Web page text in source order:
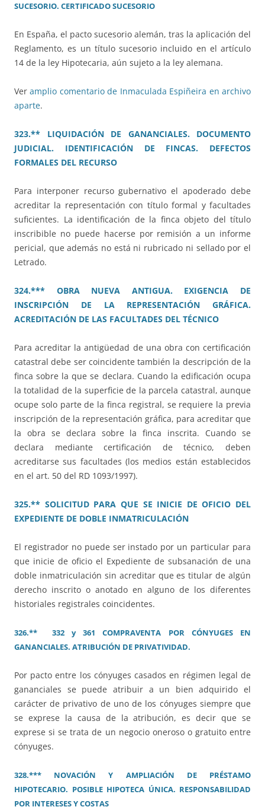
SUCESORIO. CERTIFICADO SUCESORIO
En España, el pacto sucesorio alemán, tras la aplicación del
Reglamento, es un título sucesorio incluido en el artículo
14 de la ley Hipotecaria, aún sujeto a la ley alemana.
Veramplio comentario de Inmaculada Espiñeira en archivo
aparte.
323.** LIQUIDACIÓN DE GANANCIALES. DOCUMENTO
JUDICIAL. IDENTIFICACIÓN DE FINCAS. DEFECTOS
FORMALES DEL RECURSO
Para interponer recurso gubernativo el apoderado debe
acreditar la representación con título formal y facultades
suficientes. La identificación de la finca objeto del título
inscribible no puede hacerse por remisión a un informe
pericial, que además no está ni rubricado ni sellado por el
Letrado.
324.*** OBRA NUEVA ANTIGUA. EXIGENCIA DE
INSCRIPCIÓN DE LA REPRESENTACIÓN GRÁFICA.
ACREDITACIÓN DE LAS FACULTADES DEL TÉCNICO
Para acreditar la antigüedad de una obra con certificación
catastral debe ser coincidente también la descripción de la
finca sobre la que se declara. Cuando la edificación ocupa
la totalidad de la superficie de la parcela catastral, aunque
ocupe solo parte de la finca registral, se requiere la previa
inscripción de la representación gráfica, para acreditar que
la obra se declara sobre la finca inscrita. Cuando se
declara mediante certificación de técnico, deben
acreditarse sus facultades (los medios están establecidos
en el art. 50 del RD 1093/1997).
325.** SOLICITUD PARA QUE SE INICIE DE OFICIO DEL
EXPEDIENTE DE DOBLE INMATRICULACIÓN
El registrador no puede ser instado por un particular para
que inicie de oficio el Expediente de subsanación de una
doble inmatriculación sin acreditar que es titular de algún
derecho inscrito o anotado en alguno de los diferentes
historiales registrales coincidentes.
326.** 332 y 361 COMPRAVENTA POR CÓNYUGES EN
GANANCIALES. ATRIBUCIÓN DE PRIVATIVIDAD.
Por pacto entre los cónyuges casados en régimen legal de
gananciales se puede atribuir a un bien adquirido el
carácter de privativo de uno de los cónyuges siempre que
se exprese la causa de la atribución, es decir que se
exprese si se trata de un negocio oneroso o gratuito entre
cónyuges.
328.*** NOVACIÓN Y AMPLIACIÓN DE PRÉSTAMO
HIPOTECARIO. POSIBLE HIPOTECA ÚNICA. RESPONSABILIDAD
POR INTERESES Y COSTAS